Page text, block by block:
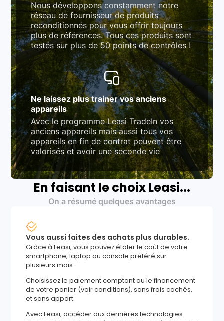
Nous développons constamment notre
réseau de fournisseur de produits
reconditionnés pour vous offrir toujours
plus de références. Tous ces produits sont
testés sur plus de 50 points de contrôles !
Ne laissez plus trainer vos anciens
appareils
Avec le programme Leasi TradeIn vos
anciens appareils mais aussi tous vos
appareils en fin de contrat peuvent être
valorisés et avoir une seconde vie
En faisant le choix Leasi...
On a résumé quelques avantages
Vous aussi faites des achats plus durables.
Grâce à Leasi, vous pouvez étaler le coût de votre
smartphone, laptop ou console préféré sur
plusieurs mois.
Choisissez le paiement comptant ou le financement
de votre panier (voir conditions), sans frais cachés,
et sans apport.
Avec Leasi, accéder aux dernières technologies